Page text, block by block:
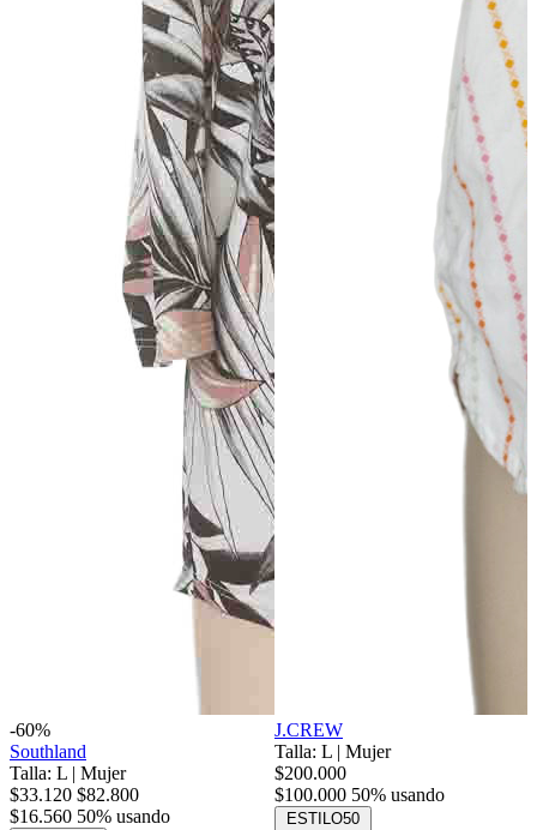
-60%
Southland
Talla: L | Mujer
$33.120 $82.800
$16.560 50% usando
J.CREW
Talla: L | Mujer
$200.000
$100.000 50% usando
ESTILO50